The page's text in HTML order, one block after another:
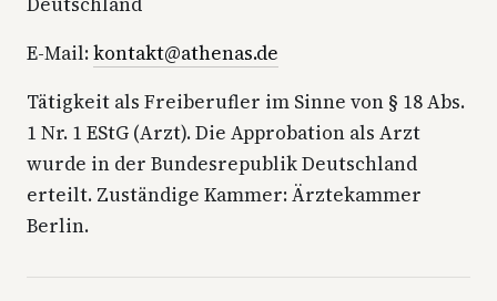
E-Mail:kontakt@athenas.de
Tätigkeit als Freiberufler im Sinne von § 18 Abs.
1 Nr. 1 EStG (Arzt). Die Approbation als Arzt
wurde in der Bundesrepublik Deutschland
erteilt. Zuständige Kammer: Ärztekammer
Berlin.